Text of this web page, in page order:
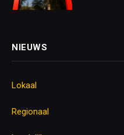
NIEUWS
Lokaal
Regionaal